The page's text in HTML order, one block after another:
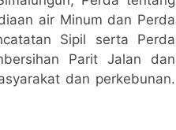
air Minum dan Perda
Sipil serta Perda
Parit Jalan dan
dan perkebunan.